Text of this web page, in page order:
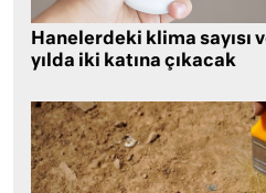
Hanelerdeki klima
yılda iki katına çıkacak